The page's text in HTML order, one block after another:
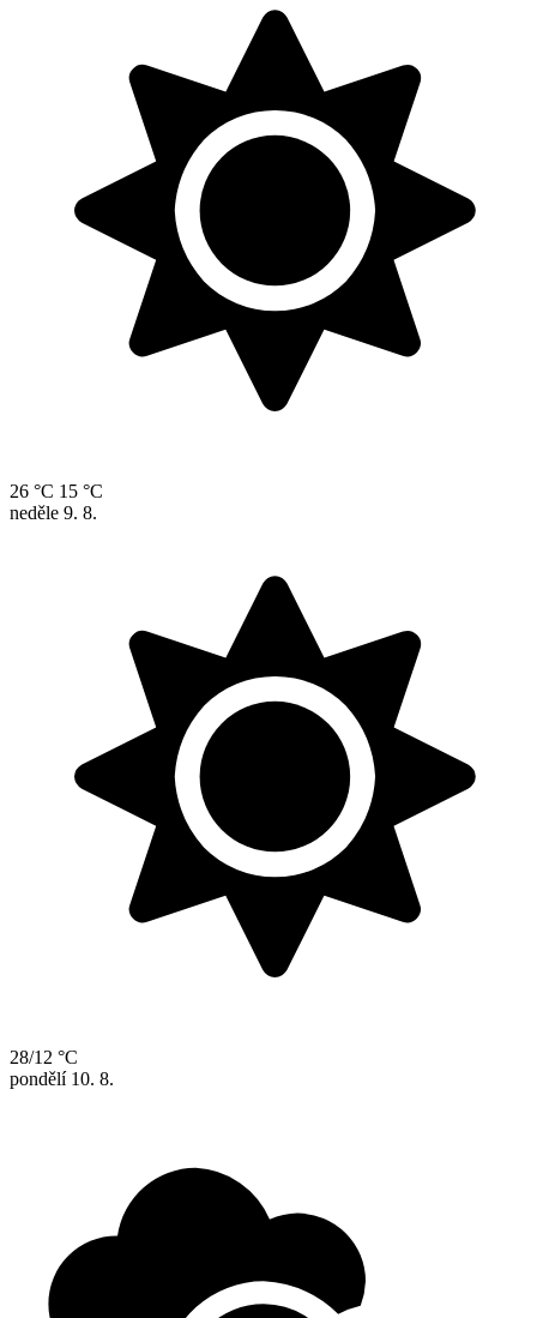
26 °C 15 °C
neděle 9. 8.
28/12 °C
pondělí 10. 8.